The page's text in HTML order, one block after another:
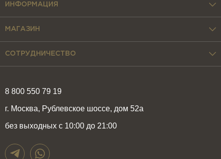
8 800 550 79 19
г. Москва, Рублевское шоссе, дом 52а
без выходных с 10:00 до 21:00
ИНФОРМАЦИЯ
МАГАЗИН
СОТРУДНИЧЕСТВО